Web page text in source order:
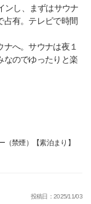
ンし、まずはサウナ
占有。テレビで時間
へ。サウナは夜１
なのでゆったりと楽
禁煙）【素泊まり】
投稿日：2025/11/03